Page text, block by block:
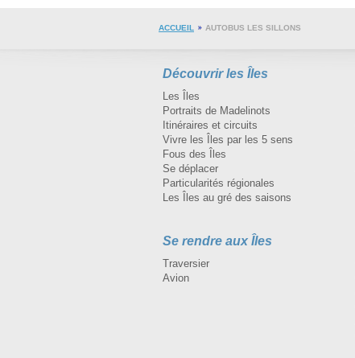
ACCUEIL AUTOBUS LES SILLONS
Découvrir les Îles
Les Îles
Portraits de Madelinots
Itinéraires et circuits
Vivre les Îles par les 5 sens
Fous des Îles
Se déplacer
Particularités régionales
Les Îles au gré des saisons
Se rendre aux Îles
Traversier
Avion